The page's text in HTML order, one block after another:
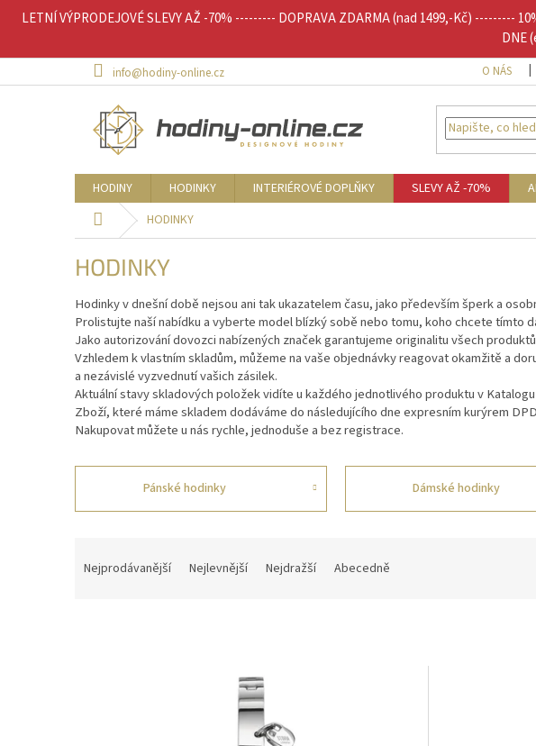
LETNÍ VÝPRODEJOVÉ SLEVY AŽ -70% --------- DOPRAVA ZDARMA (nad 1499,-Kč) ---------
DNE
info@hodiny-online.cz O NÁS
HODINY HODINKY INTERIÉROVÉ DOPLŇKY SLEVY AŽ -70%
Domů HODINKY
HODINKY
Hodinky v dnešní době nejsou ani tak ukazatelem času, jako především šperk a
Prolistujte naší nabídku a vyberte model blízký sobě nebo tomu, koho chcete tímto
Jako autorizování dovozci nabízených značek garantujeme originalitu všech
Vzhledem k vlastním skladům, můžeme na vaše objednávky reagovat okamžitě a
a nezávislé vyzvednutí vašich zásilek.
Aktuální stavy skladových položek vidíte u každého jednotlivého produktu v
Zboží, které máme skladem dodáváme do následujícího dne expresním kurýrem
Nakupovat můžete u nás rychle, jednoduše a bez registrace.
Pánské hodinky Dámské hodinky
Nejprodávanější Nejlevnější Nejdražší Abecedně